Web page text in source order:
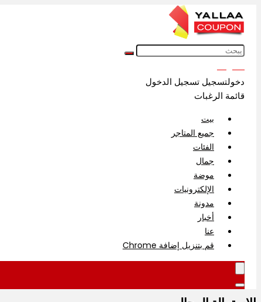
دخولتسجيل تسجيل الدخول
قائمة الرغبات
بيت
جميع المتاجر
الفئات
جمال
موضة
الإلكترونيات
مدونة
أخبار
عنا
قم بتنزيل إضافة Chrome